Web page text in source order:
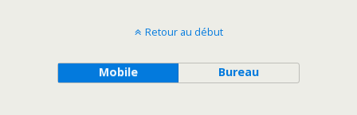
Retour au début
Mobile Bureau